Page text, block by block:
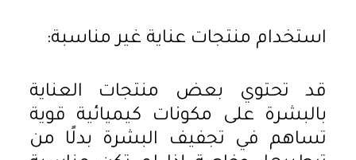
استخدام منتجات عناية غير مناسبة:
قد تحتوي بعض منتجات العناية
بالبشرة على مكونات كيميائية قوية
تساهم في تجفيف البشرة بدلًا من